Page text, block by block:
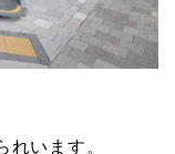
います。